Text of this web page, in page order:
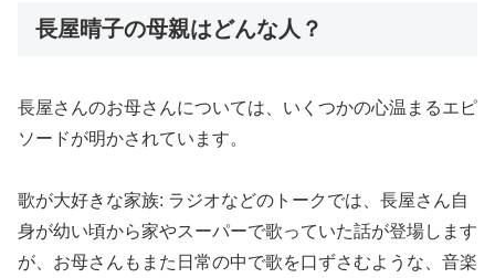
​長屋晴子の母親はどんな人？
​長屋さんのお母さんについては、いくつかの心温まるエピ
ソードが明かされています。
​歌が大好きな家族: ラジオなどのトークでは、長屋さん自
身が幼い頃から家やスーパーで歌っていた話が登場します
が、お母さんもまた日常の中で歌を口ずさむような、音楽